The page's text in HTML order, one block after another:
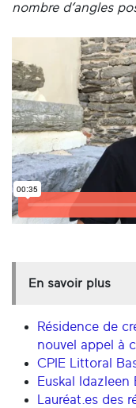
nombre d’angles
En savoir plus
Résidence de
nouvel appel à
CPIE Littoral
Euskal Idazleen
Lauréat.es des